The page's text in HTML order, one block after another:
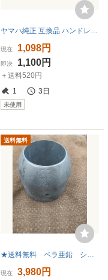
ヤマハ純正 互換品 ハンドレール ブラック PP（1個）
現在 1,098円
即決 1,100円
＋送料520円
1
3日
未使用
送料無料
★送料無料 ペラ亜鉛 シャフト亜鉛 75φ 75mm 保管品★ 防蝕亜鉛
現在 3,980円